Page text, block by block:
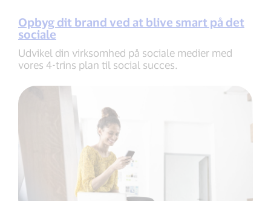
Opbyg dit brand ved at blive smart på det
sociale
Udvikel din virksomhed på sociale medier med
vores 4-trins plan til social succes.